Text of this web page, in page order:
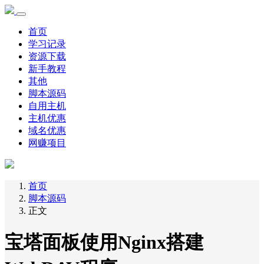
首页
学习记录
资源下载
新手教程
其他
脚本源码
自用主机
主机优惠
域名优惠
网赚项目
首页
脚本源码
正文
宝塔面板使用Nginx搭建